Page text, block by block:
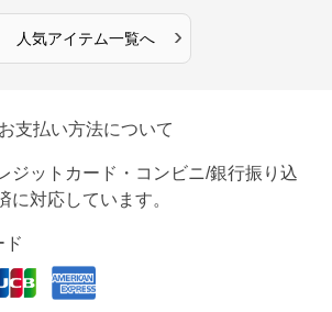
人気アイテム一覧へ ›
お支払い方法について
ジットカード・コンビニ/銀行振り込
に対応しています。
ド